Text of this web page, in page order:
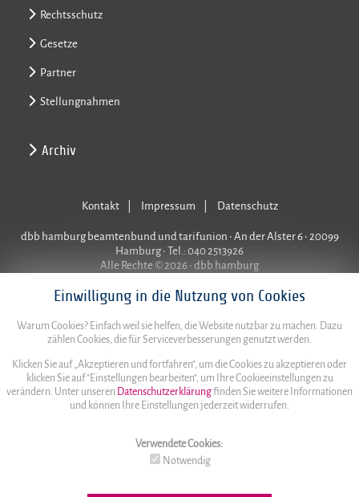
Einwilligung in die Nutzung von Cookies
Warum Cookies? Einfach weil sie helfen, die Website nutzbar zu machen. Dazu
zählen Cookies, die für Serviceverbesserungen genutzt werden.
Klicken Sie auf „Akzeptieren und fortfahren", um die Cookies zu akzeptieren oder
klicken Sie auf "Einstellungen bearbeiten", um Ihre Cookieeinstellungen zu
verändern. Unter unseren Datenschutzerklärungfinden Sie weitere Informationen
und können Ihre Einstellungen jederzeit widerrufen.
Verwendete Cookies:
Notwendig
Rechtsschutz
Gesetze
Partner
Stellungnahmen
Archiv
Kontakt Impressum Datenschutz
dbb hamburg beamtenbund und tarifunion • An der Alster 6 • 20099
Hamburg • Tel.: 040 2513926
Alle Rechte © 2026 • dbb hamburg